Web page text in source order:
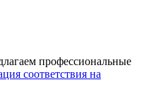
профессиональные
соответствия на